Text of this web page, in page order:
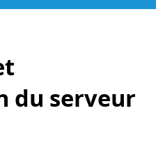
du serveur